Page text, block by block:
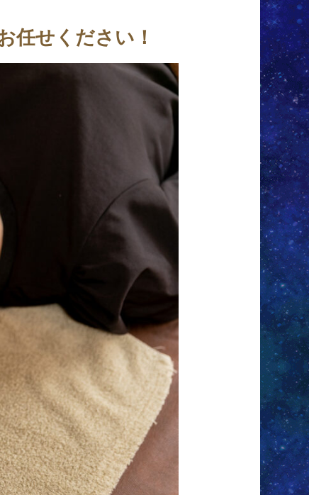
任せください！